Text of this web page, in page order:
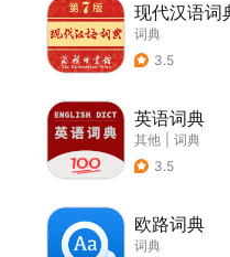
现代汉语词
词典
3.5
英语词典
其他
词典
3.5
欧路词典
词典